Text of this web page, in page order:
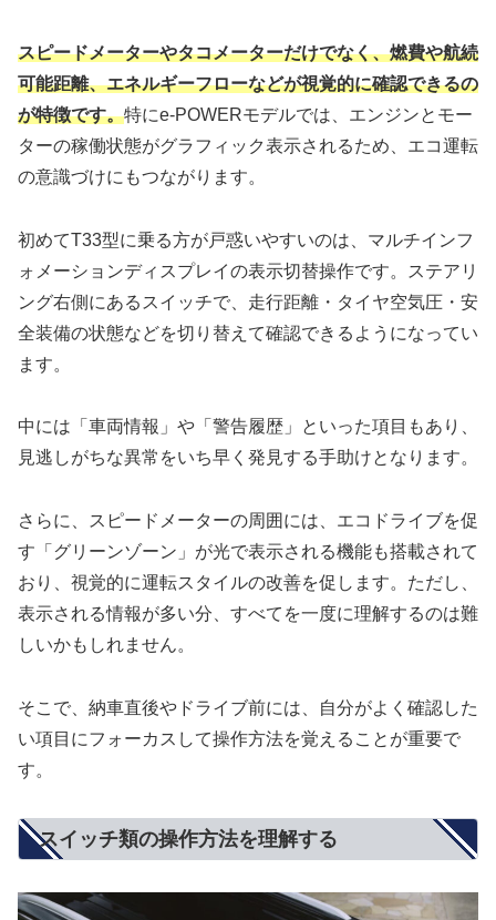
スピードメーターやタコメーターだけでなく、燃費や航続
可能距離、エネルギーフローなどが視覚的に確認できるの
が特徴です。特にe-POWERモデルでは、エンジンとモー
ターの稼働状態がグラフィック表示されるため、エコ運転
の意識づけにもつながります。
初めてT33型に乗る方が戸惑いやすいのは、マルチインフ
ォメーションディスプレイの表示切替操作です。ステアリ
ング右側にあるスイッチで、走行距離・タイヤ空気圧・安
全装備の状態などを切り替えて確認できるようになってい
ます。
中には「車両情報」や「警告履歴」といった項目もあり、
見逃しがちな異常をいち早く発見する手助けとなります。
さらに、スピードメーターの周囲には、エコドライブを促
す「グリーンゾーン」が光で表示される機能も搭載されて
おり、視覚的に運転スタイルの改善を促します。ただし、
表示される情報が多い分、すべてを一度に理解するのは難
しいかもしれません。
そこで、納車直後やドライブ前には、自分がよく確認した
い項目にフォーカスして操作方法を覚えることが重要で
す。
スイッチ類の操作方法を理解する